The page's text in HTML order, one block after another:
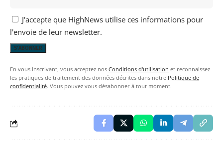
J'accepte que HighNews utilise ces informations pour
l'envoie de leur newsletter.
En vous inscrivant, vous acceptez nos Conditions d'utilisation et reconnaissez
les pratiques de traitement des données décrites dans notre Politique de
confidentialité. Vous pouvez vous désabonner à tout moment.